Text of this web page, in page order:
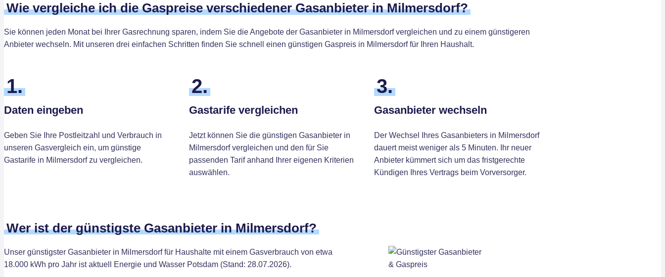
Wie vergleiche ich die Gaspreise verschiedener Gasanbieter in Milmersdorf?
Sie können jeden Monat bei Ihrer Gasrechnung sparen, indem Sie die Angebote der Gasanbieter in Milmersdorf vergleichen und zu einem günstigeren
Anbieter wechseln. Mit unseren drei einfachen Schritten finden Sie schnell einen günstigen Gaspreis in Milmersdorf für Ihren Haushalt.
1.
Daten eingeben
Geben Sie Ihre Postleitzahl und Verbrauch in
unseren Gasvergleich ein, um günstige
Gastarife in Milmersdorf zu vergleichen.
2.
Gastarife vergleichen
Jetzt können Sie die günstigen Gasanbieter in
Milmersdorf vergleichen und den für Sie
passenden Tarif anhand Ihrer eigenen Kriterien
auswählen.
3.
Gasanbieter wechseln
Der Wechsel Ihres Gasanbieters in Milmersdorf
dauert meist weniger als 5 Minuten. Ihr neuer
Anbieter kümmert sich um das fristgerechte
Kündigen Ihres Vertrags beim Vorversorger.
Wer ist der günstigste Gasanbieter in Milmersdorf?
Unser günstigster Gasanbieter in Milmersdorf für Haushalte mit einem Gasverbrauch von etwa
18.000 kWh pro Jahr ist aktuell Energie und Wasser Potsdam (Stand: 28.07.2026).